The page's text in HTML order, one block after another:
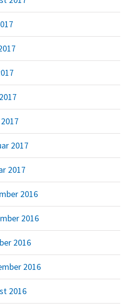
2017
2017
2016
2016
2016
2016
2016